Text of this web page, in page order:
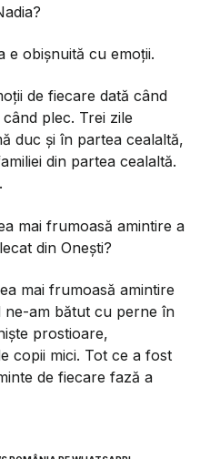
e obișnuită cu emoții.
de fiecare dată când
plec. Trei zile
duc și în partea cealaltă,
din partea cealaltă.
mai frumoasă amintire a
din Onești?
mai frumoasă amintire
am bătut cu perne în
prostioare,
copii mici. Tot ce a fost
de fiecare fază a